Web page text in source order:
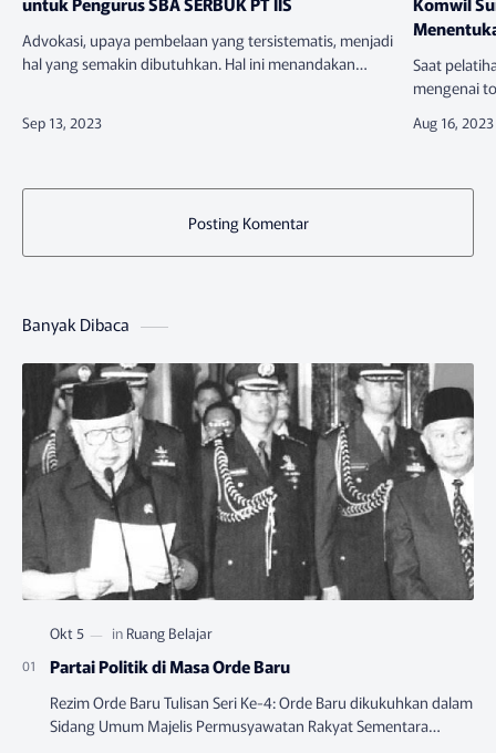
​Advokasi, upaya pembelaan yang tersistematis, menjadi
hal yang semakin dibutuhkan. Hal ini menandakan
Saat
mengenai
topik itu
Posting Komentar
Banyak Dibaca
Partai Politik di Masa Orde Baru
Rezim Orde Baru Tulisan Seri Ke-4: Orde Baru dikukuhkan dalam
Sidang Umum Majelis Permusyawatan Rakyat Sementara